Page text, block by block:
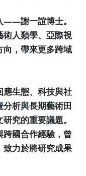
——謝一誼博士。
術人類學、亞際視
向，帶來更多跨域
應生態、科技與社
析與長期藝術田
究的重要議題。
國合作經驗，曾
致力於將研究成果